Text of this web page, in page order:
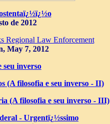
de 2012
Regional Law Enforcement
May 7, 2012
seu inverso
(A filosofia e seu inverso - II)
(A filosofia e seu inverso - III)
- Urgentï¿½ssimo